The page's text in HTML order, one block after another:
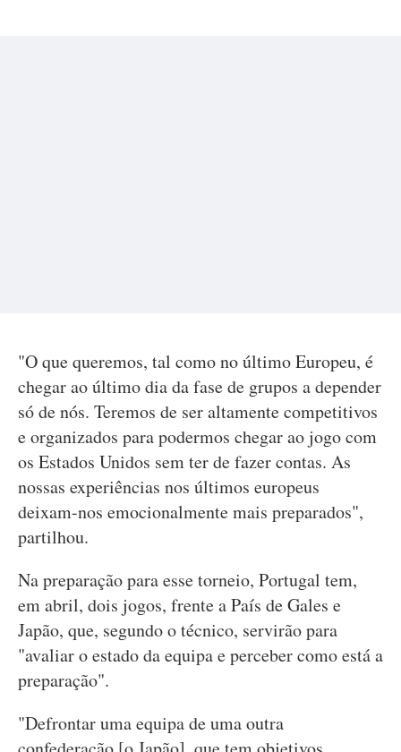
"O que queremos, tal como no último Europeu, é
chegar ao último dia da fase de grupos a depender
só de nós. Teremos de ser altamente competitivos
e organizados para podermos chegar ao jogo com
os Estados Unidos sem ter de fazer contas. As
nossas experiências nos últimos europeus
deixam-nos emocionalmente mais preparados",
partilhou.
Na preparação para esse torneio, Portugal tem,
em abril, dois jogos, frente a País de Gales e
Japão, que, segundo o técnico, servirão para
"avaliar o estado da equipa e perceber como está a
preparação".
"Defrontar uma equipa de uma outra